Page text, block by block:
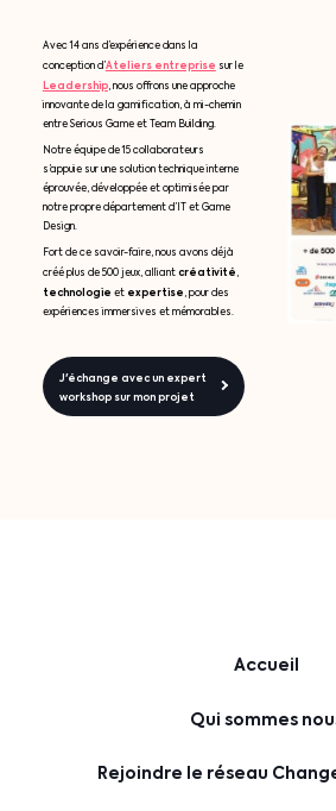
Avec 14 ans d’expérience dans la
conception d’Ateliers entreprise sur le
Leadership, nous offrons une approche
innovante de la gamification, à mi-chemin
entre Serious Game et Team Building.
Notre équipe de 15 collaborateurs
s’appuie sur une solution technique interne
éprouvée, développée et optimisée par
notre propre département d’IT et Game
Design.
Fort de ce savoir-faire, nous avons déjà
créé plus de 500 jeux, alliantcréativité,
technologie et expertise, pour des
expériences immersives et mémorables.
J'échange avec un expert
workshop sur mon projet
Accueil
Qui sommes
Rejoindre le réseau